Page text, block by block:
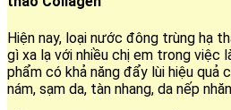
Hiện nay, loại nước đông trùng hạ
gì xa lạ với nhiều chị em trong việc
phẩm có khả năng đẩy lùi hiệu quả
nám, sạm da, tàn nhang, da nếp